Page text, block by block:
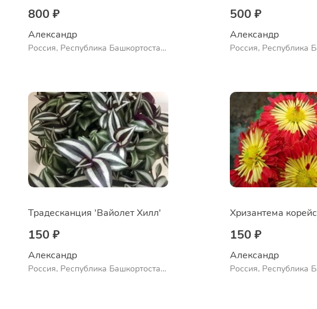
800 ₽
Александр
Россия, Республика Башкортостан,
500 ₽
Александр
Россия, Республика
Традесканция 'Вайолет Хилл'
150 ₽
Александр
Россия, Республика Башкортостан,
150 ₽
Александр
Россия, Республика